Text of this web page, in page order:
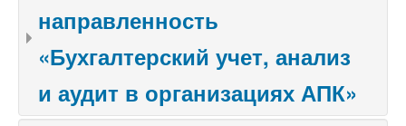
направленность
«Бухгалтерский учет, анализ
и аудит в организациях АПК»